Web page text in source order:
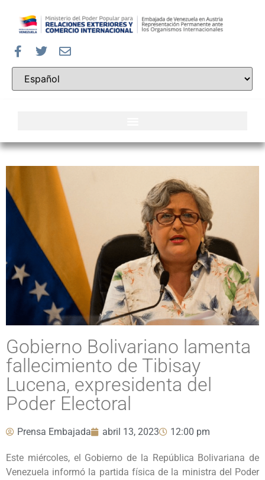
Gobierno Bolivariano lamenta
fallecimiento de Tibisay
Lucena, expresidenta del
Poder Electoral
Prensa Embajada abril 13, 2023 12:00 pm
Este miércoles, el Gobierno de la República Bolivariana de
Venezuela informó la partida física de la ministra del Poder